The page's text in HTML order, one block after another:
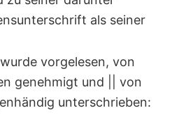
als seiner
vorgelesen, von
genehmigt und || von
unterschrieben: